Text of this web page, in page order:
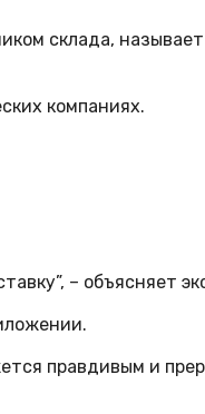
склада,
компаниях.
– объясняет
правдивым и